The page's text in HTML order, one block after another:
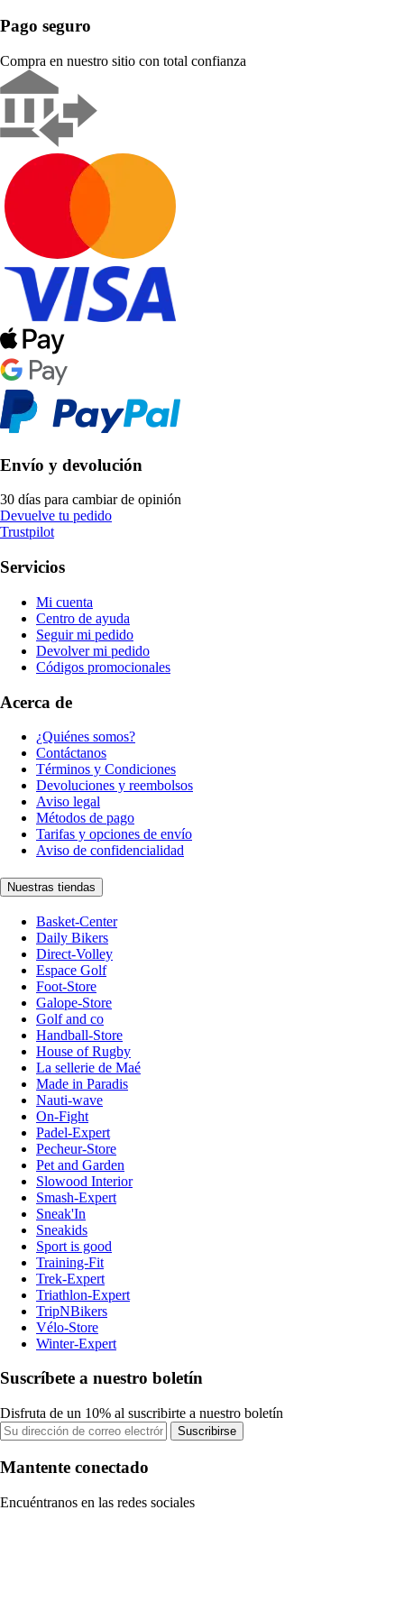
Pago seguro
Compra en nuestro sitio con total confianza
Envío y devolución
30 días para cambiar de opinión
Devuelve tu pedido
Trustpilot
Servicios
Mi cuenta
Centro de ayuda
Seguir mi pedido
Devolver mi pedido
Códigos promocionales
Acerca de
¿Quiénes somos?
Contáctanos
Términos y Condiciones
Devoluciones y reembolsos
Aviso legal
Métodos de pago
Tarifas y opciones de envío
Aviso de confidencialidad
Nuestras tiendas
Basket-Center
Daily Bikers
Direct-Volley
Espace Golf
Foot-Store
Galope-Store
Golf and co
Handball-Store
House of Rugby
La sellerie de Maé
Made in Paradis
Nauti-wave
On-Fight
Padel-Expert
Pecheur-Store
Pet and Garden
Slowood Interior
Smash-Expert
Sneak'In
Sneakids
Sport is good
Training-Fit
Trek-Expert
Triathlon-Expert
TripNBikers
Vélo-Store
Winter-Expert
Suscríbete a nuestro boletín
Disfruta de un 10% al suscribirte a nuestro boletín
Suscribirse
Mantente conectado
Encuéntranos en las redes sociales